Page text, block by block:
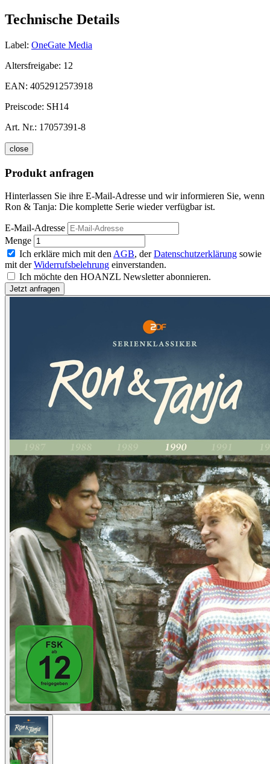
Technische Details
Label: OneGate Media
Altersfreigabe: 12
EAN: 4052912573918
Preiscode: SH14
Art. Nr.: 17057391-8
close
Produkt anfragen
Hinterlassen Sie ihre E-Mail-Adresse und wir informieren Sie, wenn
Ron & Tanja: Die komplette Serie wieder verfügbar ist.
E-Mail-Adresse
Menge
Ich erkläre mich mit den AGB, derDatenschutzerklärung sowie
mit derWiderrufsbelehrung einverstanden.
Ich möchte den HOANZL Newsletter abonnieren.